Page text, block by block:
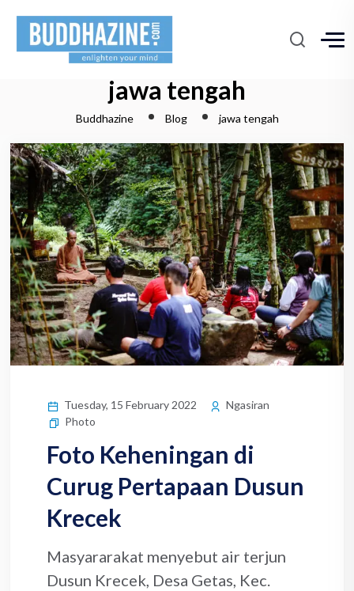
jawa tengah
Buddhazine Blog jawa tengah
Tuesday, 15 February 2022
Ngasiran
Photo
Foto Keheningan di
Curug Pertapaan Dusun
Krecek
Masyararakat menyebut air terjun
Dusun Krecek, Desa Getas, Kec.